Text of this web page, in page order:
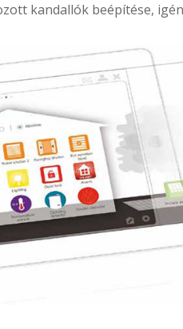
kandallók beépítése,